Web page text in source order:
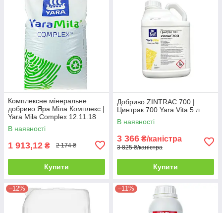
Комплексне мінеральне
добриво Яра Міла Комплекс |
Yara Mila Complex 12.11.18
25 кг
В наявності
1 913,12 ₴ 2 174 ₴
Купити
Добриво ZINTRAC 700 |
Цинтрак 700 Yara Vita 5 л
В наявності
3 366 ₴/каністра
3 825 ₴/каністра
Купити
–12% –11%